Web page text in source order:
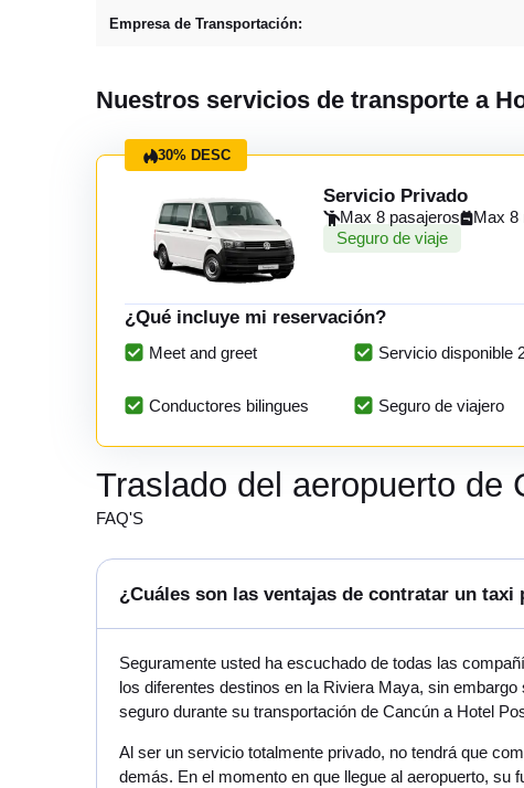
Empresa de Transportación:
Nuestros servicios de transporte a
30% DESC
Servicio Privado
Max 8 pasajeros Max 8
Seguro de viaje
¿Qué incluye mi reservación?
Meet and greet Servicio disponible
Conductores bilingues Seguro de viajero
Traslado del aeropuerto de
FAQ'S
¿Cuáles son las ventajas de contratar un
Seguramente usted ha escuchado de todas las
los diferentes destinos en la Riviera Maya, sin
seguro durante su transportación de Cancún a Hotel
Al ser un servicio totalmente privado, no tendrá que
demás. En el momento en que llegue al aeropuerto, su